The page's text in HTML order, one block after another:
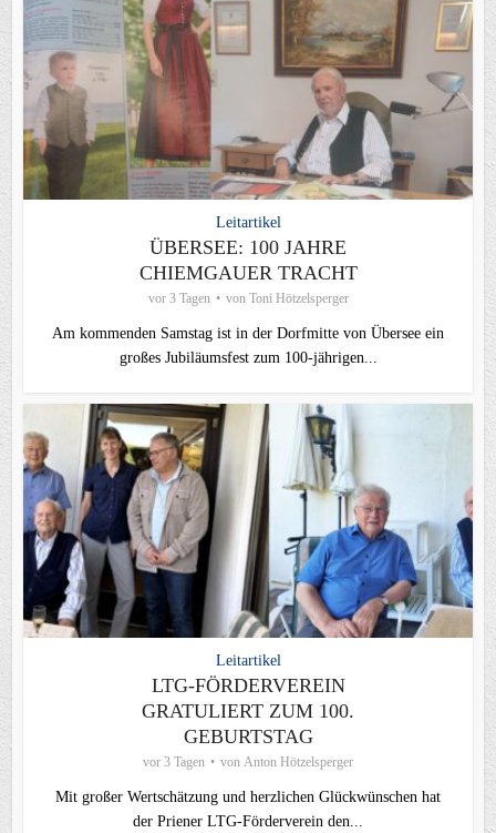
Leitartikel
ÜBERSEE: 100 JAHRE
CHIEMGAUER TRACHT
vor 3 Tagen von Toni Hötzelsperger
Am kommenden Samstag ist in der Dorfmitte von Übersee ein
großes Jubiläumsfest zum 100-jährigen...
Leitartikel
LTG-FÖRDERVEREIN
GRATULIERT ZUM 100.
GEBURTSTAG
vor 3 Tagen von Anton Hötzelsperger
Mit großer Wertschätzung und herzlichen Glückwünschen hat
der Priener LTG‑Förderverein den...